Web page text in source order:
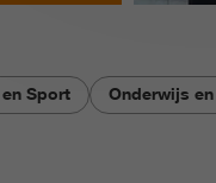
Sport Onderwijs